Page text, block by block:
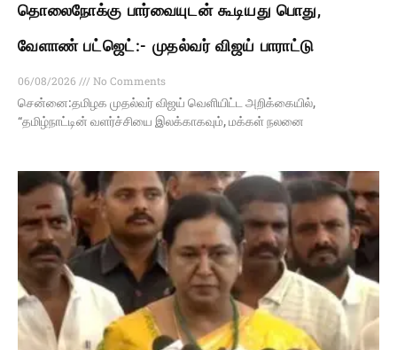
தொலைநோக்கு பார்வையுடன் கூடியது பொது,
வேளாண் பட்ஜெட்:- முதல்வர் விஜய் பாராட்டு
06/08/2026
No Comments
சென்னை:தமிழக முதல்வர் விஜய் வெளியிட்ட அறிக்கையில்,
“தமிழ்நாட்டின் வளர்ச்சியை இலக்காகவும், மக்கள் நலனை